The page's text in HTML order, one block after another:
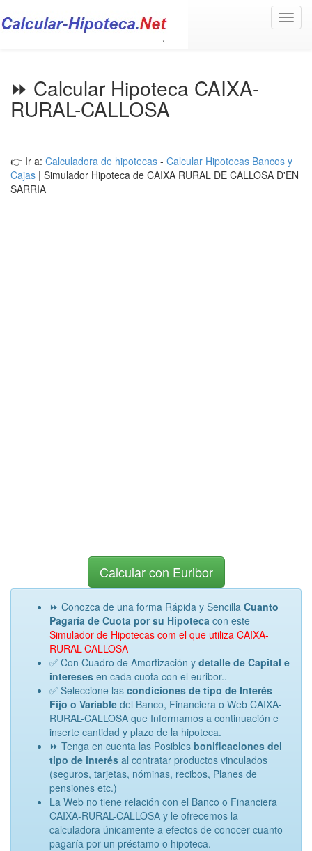
⏩ Calcular Hipoteca CAIXA-
RURAL-CALLOSA
👉 Ir a: Calculadora de hipotecas - Calcular Hipotecas Bancos y
Cajas | Simulador Hipoteca de CAIXA RURAL DE CALLOSA D'EN
SARRIA
Calcular con Euribor
⏩ Conozca de una forma Rápida y Sencilla Cuanto
Pagaría de Cuota por su Hipoteca con este
Simulador de Hipotecas com el que utiliza CAIXA-
RURAL-CALLOSA
✅ Con Cuadro de Amortización y detalle de Capital e
intereses en cada cuota con el euribor..
✅ Seleccione las condiciones de tipo de Interés
Fijo o Variable del Banco, Financiera o Web CAIXA-
RURAL-CALLOSA que Informamos a continuación e
inserte cantidad y plazo de la hipoteca.
⏩ Tenga en cuenta las Posibles bonificaciones del
tipo de interés al contratar productos vinculados
(seguros, tarjetas, nóminas, recibos, Planes de
pensiones etc.)
La Web no tiene relación con el Banco o Financiera
CAIXA-RURAL-CALLOSA y le ofrecemos la
calculadora únicamente a efectos de conocer cuanto
pagaría por un préstamo o hipoteca.